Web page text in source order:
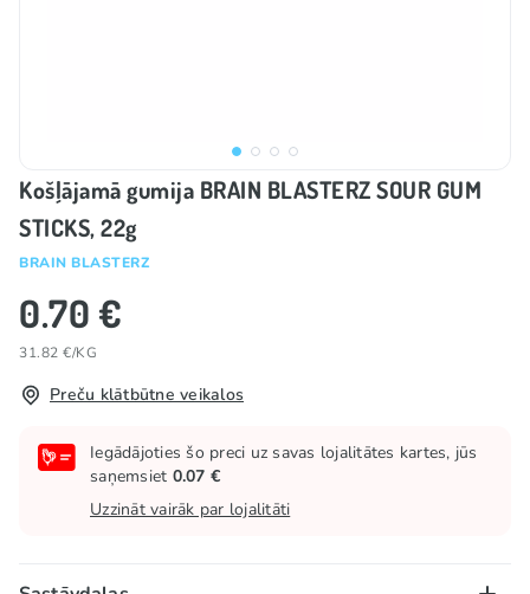
Košļājamā gumija BRAIN BLASTERZ SOUR GUM
STICKS, 22g
BRAIN BLASTERZ
0.70 €
31.82 €/KG
Preču klātbūtne veikalos
Iegādājoties šo preci uz savas lojalitātes kartes, jūs
saņemsiet 0.07 €
Uzzināt vairāk par lojalitāti